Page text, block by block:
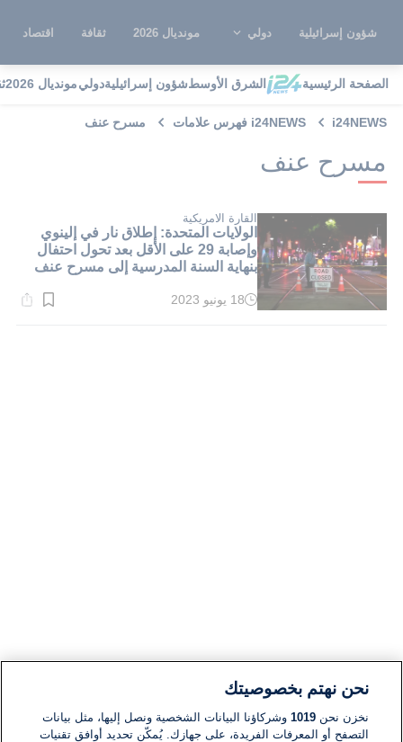
شؤون إسرائيلية دولي مونديال 2026 ثقافة اقتصاد
الصفحة الرئيسية الشرق الأوسطشؤون إسرائيليةدوليمونديال 2026
i24NEWS i24NEWS فهرس علامات مسرح عنف
مسرح عنف
القارة الامريكية
الولايات المتحدة: إطلاق نار في إلينوي
وإصابة 29 على الأقل بعد تحول احتفال
بنهاية السنة المدرسية إلى مسرح عنف
وقت
18 يونيو 2023
نحن نهتم بخصوصيتك
نخزن نحن1019 وشركاؤنا البيانات الشخصية ونصل إليها، مثل بيانات
التصفح أو المعرفات الفريدة، على جهازك. يُمكّن تحديد أوافق تقنيات